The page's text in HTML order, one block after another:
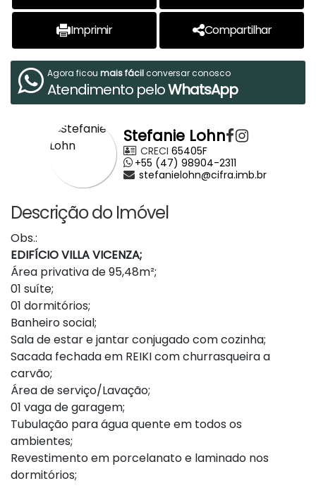
Imprimir Compartilhar
Agora ficou mais fácilconversar conosco
Atendimento peloWhatsApp
Stefanie Lohn
CRECI 65405F
+55 (47) 98904-2311
stefanielohn@cifra.imb.br
Descrição do Imóvel
Obs.:
EDIFÍCIO VILLA VICENZA;
Área privativa de 95,48m²;
01 suíte;
01 dormitórios;
Banheiro social;
Sala de estar e jantar conjugado com cozinha;
Sacada fechada em REIKI com churrasqueira a
carvão;
Área de serviço/Lavação;
01 vaga de garagem;
Tubulação para água quente em todos os
ambientes;
Revestimento em porcelanato e laminado nos
dormitórios;